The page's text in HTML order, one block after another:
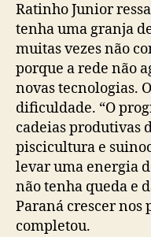
Ratinho Junior
tenha uma granja
muitas vezes não
porque a rede não
novas tecnologias.
dificuldade. “O
cadeias produtivas
piscicultura e
levar uma energia
não tenha queda e
Paraná crescer nos
completou.